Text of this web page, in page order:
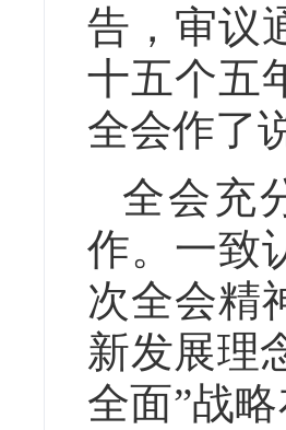
告，审议
十五个五
全会作了
全会充
作。一致
次全会精
新发展理
全面”战